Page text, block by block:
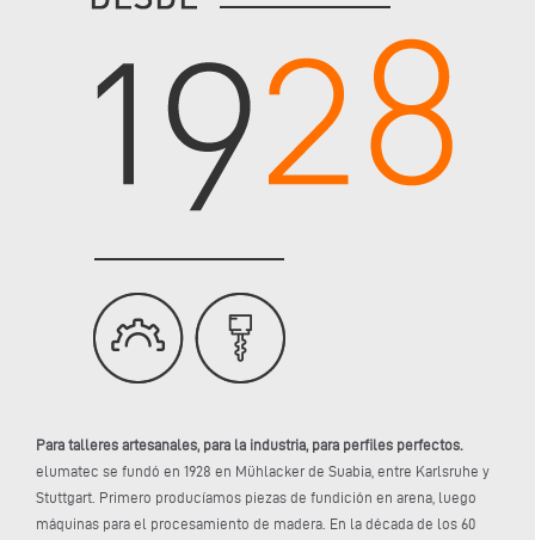
Para talleres artesanales, para la industria, para perfiles perfectos.
elumatec se fundó en 1928 en Mühlacker de Suabia, entre Karlsruhe y
Stuttgart. Primero producíamos piezas de fundición en arena, luego
máquinas para el procesamiento de madera. En la década de los 60